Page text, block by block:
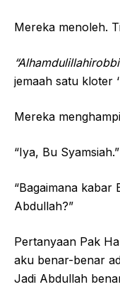
Mereka menoleh.
jemaah satu kloter
Mereka
“Iya, Bu Syamsiah.”
“Bagaimana kabar
Abdullah?”
Pertanyaan Pak
aku benar-benar
Jadi Abdullah